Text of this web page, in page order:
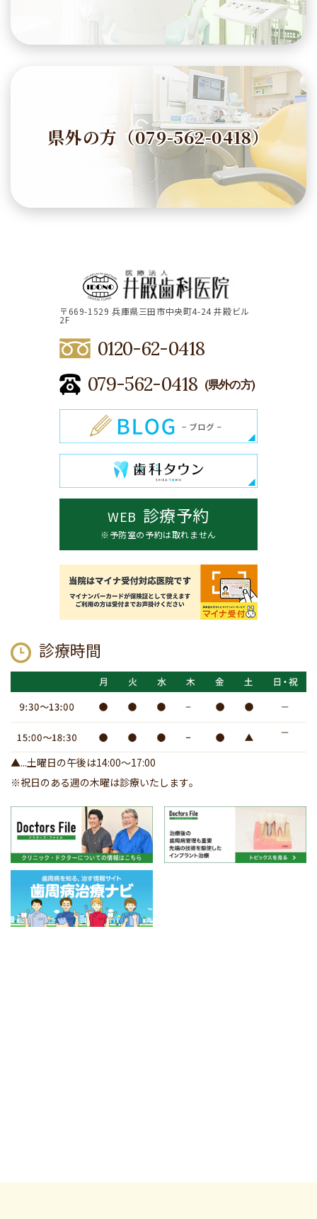
県外の方（079-562-0418）
〒669-1529 兵庫県三田市中央町4-24 井殿ビル
2F
0120-62-0418
079-562-0418 (県外の方)
WEB 診療予約
※予防室の予約は取れません
診療時間
▲...土曜日の午後は14:00～17:00
※祝日のある週の木曜は診療いたします｡